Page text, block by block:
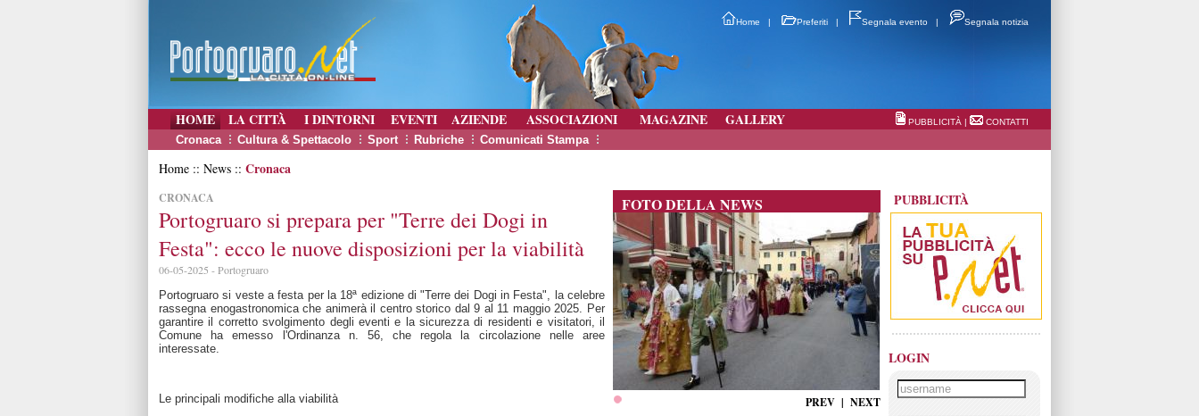
Home | Preferiti | Segnala evento | Segnala notizia
HOME LA CITTÀ I DINTORNI EVENTI AZIENDE ASSOCIAZIONI MAGAZINE GALLERY PUBBLICITÀ | CONTATTI
Cronaca Cultura & Spettacolo Sport Rubriche Comunicati Stampa
Home :: News :: Cronaca
CRONACA
Portogruaro si prepara per "Terre dei Dogi in
Festa": ecco le nuove disposizioni per la viabilità
06-05-2025 - Portogruaro
Portogruaro si veste a festa per la 18ª edizione di "Terre dei Dogi in Festa", la celebre
rassegna enogastronomica che animerà il centro storico dal 9 al 11 maggio 2025. Per
garantire il corretto svolgimento degli eventi e la sicurezza di residenti e visitatori, il
Comune ha emesso l'Ordinanza n. 56, che regola la circolazione nelle aree
interessate.
Le principali modifiche alla viabilità
FOTO DELLA NEWS
PREV | NEXT
PUBBLICITÀ
LOGIN